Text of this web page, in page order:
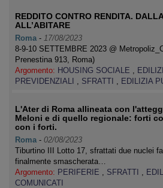
REDDITO CONTRO RENDITA.
ALL’ABITARE
Roma - 17/08/2023
8-9-10 SETTEMBRE 2023 @
Prenestina 913, Roma)
Argomento: HOUSING SOCIALE ,
PREVIDENZIALI , SFRATTI , EDILIZIA
L'Ater di Roma allineata con
Meloni e di quello regionale: forti
con i forti.
Roma - 02/08/2023
Tiburtino III Lotto 17, sfrattati due nuclei
finalmente smascherata…
Argomento: PERIFERIE , SFRATTI ,
COMUNICATI